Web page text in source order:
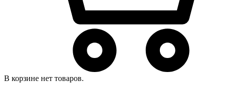
В корзине нет товаров.